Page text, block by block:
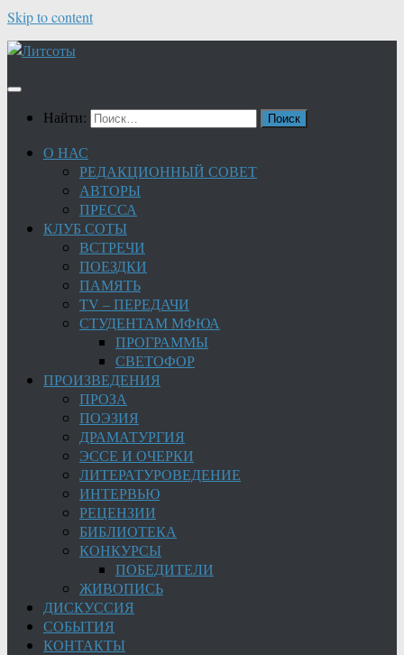
Skip to content
Найти:
О НАС
РЕДАКЦИОННЫЙ СОВЕТ
АВТОРЫ
ПРЕССА
КЛУБ СОТЫ
ВСТРЕЧИ
ПОЕЗДКИ
ПАМЯТЬ
TV – ПЕРЕДАЧИ
СТУДЕНТАМ МФЮА
ПРОГРАММЫ
СВЕТОФОР
ПРОИЗВЕДЕНИЯ
ПРОЗА
ПОЭЗИЯ
ДРАМАТУРГИЯ
ЭССЕ И ОЧЕРКИ
ЛИТЕРАТУРОВЕДЕНИЕ
ИНТЕРВЬЮ
РЕЦЕНЗИИ
БИБЛИОТЕКА
КОНКУРСЫ
ПОБЕДИТЕЛИ
ЖИВОПИСЬ
ДИСКУССИЯ
СОБЫТИЯ
КОНТАКТЫ